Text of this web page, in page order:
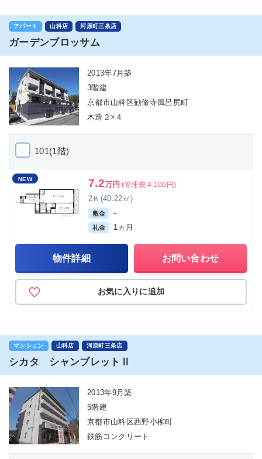
アパート 山科店 河原町三条店
ガーデンブロッサム
2013年7月築
3階建
京都市山科区勧修寺風呂尻町
木造２×４
101(1階)
NEW 7.2万円 (管理費 4,100円)
2Ｋ(40.22㎡)
敷金 -
礼金 1ヵ月
物件詳細 お問い合わせ
お気に入りに追加
マンション 山科店 河原町三条店
シカタ シャンブレットⅡ
2013年9月築
5階建
京都市山科区西野小柳町
鉄筋コンクリート